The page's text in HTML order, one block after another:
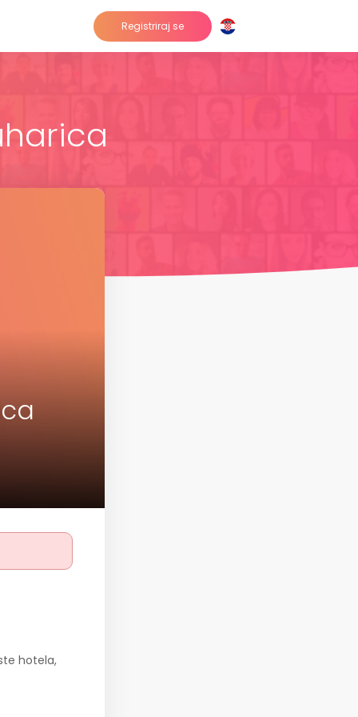
Registriraj se
hotela,